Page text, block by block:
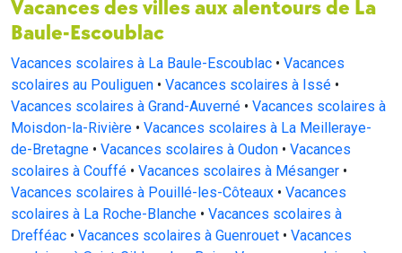
Vacances scolaires à La Baule-Escoublac•Vacances
scolaires au Pouliguen•
Moisdon-la-Rivière•Vacances scolaires à La Meilleraye-
de-Bretagne • Vacances scolaires à Oudon• Vacances
scolaires à Couffé•Vacances scolaires à Mésanger•
Vacances scolaires à Pouillé-les-Côteaux•Vacances
scolaires à La Roche-Blanche•Vacances scolaires à
Drefféac•Vacances scolaires à Guenrouet•Vacances
scolaires à Saint-Gildas-des-Bois •Vacances scolaires à
Sévérac•Vacances scolaires à Vallons-de-l'Erdre•
Vacances scolaires au Pin•Vacances scolaires à Montoir-